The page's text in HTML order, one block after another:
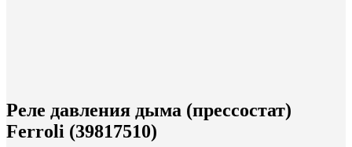
Реле давления дыма (прессостат)
Ferroli (39817510)